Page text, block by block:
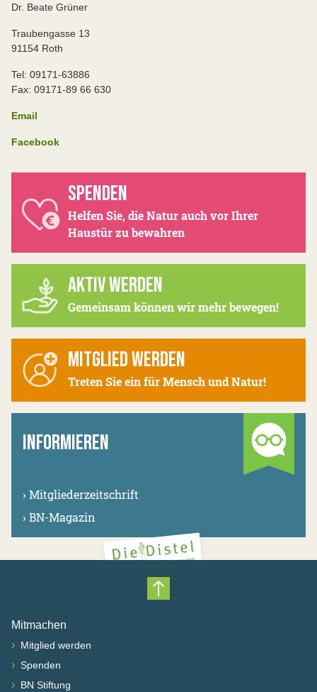
Dr. Beate Grüner
Traubengasse 13
91154 Roth
Tel: 09171-63886
Fax: 09171-89 66 630
Email
Facebook
SPENDEN
Helfen Sie, die Natur auch vor Ihrer
Haustür zu bewahren
AKTIV WERDEN
Gemeinsam können wir mehr bewegen!
MITGLIED WERDEN
Treten Sie ein für Mensch und Natur!
INFORMIEREN
› Mitgliederzeitschrift
› BN-Magazin
Nach oben scrollen
Mitmachen
› Mitglied werden
› Spenden
› BN Stiftung